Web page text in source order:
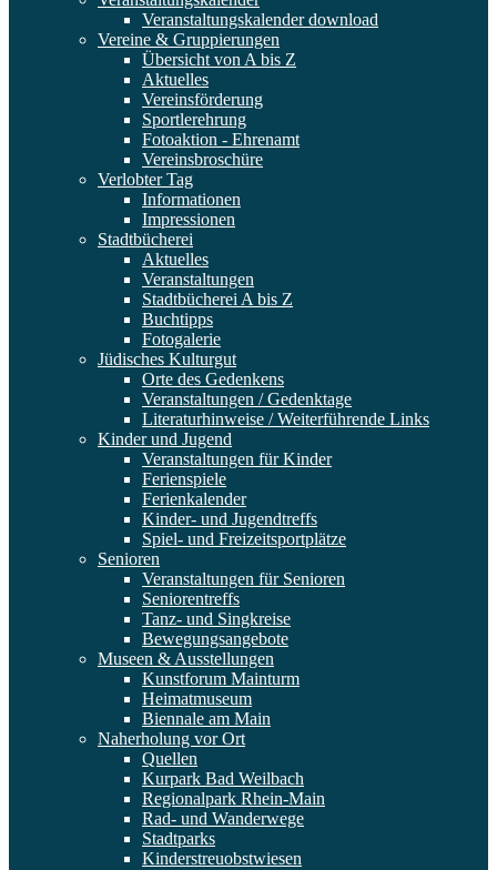
Veranstaltungskalender download
Vereine & Gruppierungen
Übersicht von A bis Z
Aktuelles
Vereinsförderung
Sportlerehrung
Fotoaktion - Ehrenamt
Vereinsbroschüre
Verlobter Tag
Informationen
Impressionen
Stadtbücherei
Aktuelles
Veranstaltungen
Stadtbücherei A bis Z
Buchtipps
Fotogalerie
Jüdisches Kulturgut
Orte des Gedenkens
Veranstaltungen / Gedenktage
Literaturhinweise / Weiterführende Links
Kinder und Jugend
Veranstaltungen für Kinder
Ferienspiele
Ferienkalender
Kinder- und Jugendtreffs
Spiel- und Freizeitsportplätze
Senioren
Veranstaltungen für Senioren
Seniorentreffs
Tanz- und Singkreise
Bewegungsangebote
Museen & Ausstellungen
Kunstforum Mainturm
Heimatmuseum
Biennale am Main
Naherholung vor Ort
Quellen
Kurpark Bad Weilbach
Regionalpark Rhein-Main
Rad- und Wanderwege
Stadtparks
Kinderstreuobstwiesen